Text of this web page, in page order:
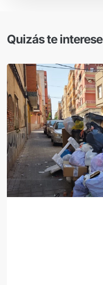
Quizás te interese